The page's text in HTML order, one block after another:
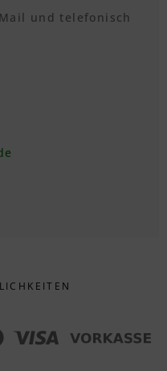
und telefonisch